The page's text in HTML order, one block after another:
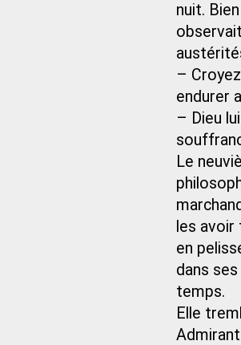
nuit.
–
endurer
– Dieu
Le
les
en
dans
temps.
Elle